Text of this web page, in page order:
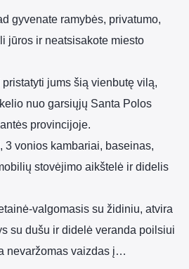
gyvenate ramybės, privatumo,
jūros ir neatsisakote miesto
jums šią vienbutę vilą,
nuo garsiųjų Santa Polos
provincijoje.
3 vonios kambariai, baseinas,
stovėjimo aikštelė ir didelis
valgomasis su židiniu, atvira
su dušu ir didelė veranda poilsiui
nevaržomas vaizdas į…